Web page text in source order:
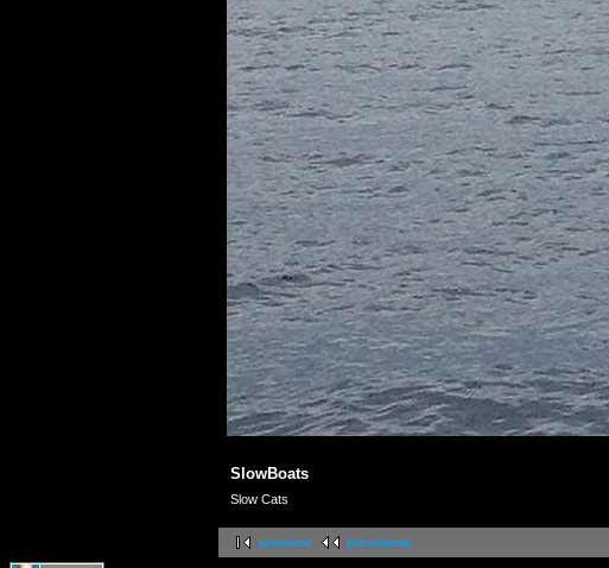
SlowBoats
Slow Cats
première précédente